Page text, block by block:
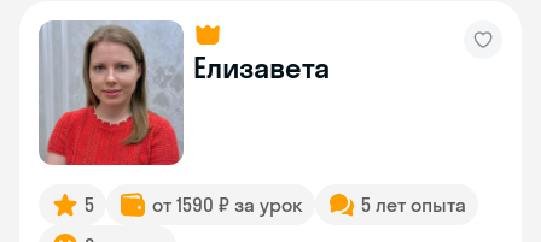
Елизавета
5 от 1590 ₽ за урок
5 лет опыта